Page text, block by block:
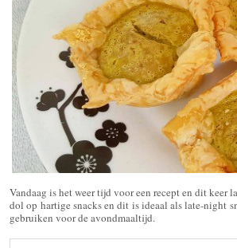
Vandaag is het weer tijd voor een recept en dit
dol op hartige snacks en dit is ideaal als late-night
gebruiken voor de avondmaaltijd.